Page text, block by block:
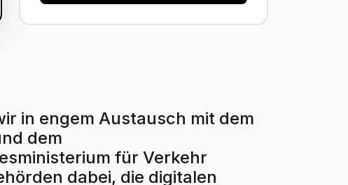
in engem Austausch mit dem
dem
für Verkehr
dabei, die digitalen